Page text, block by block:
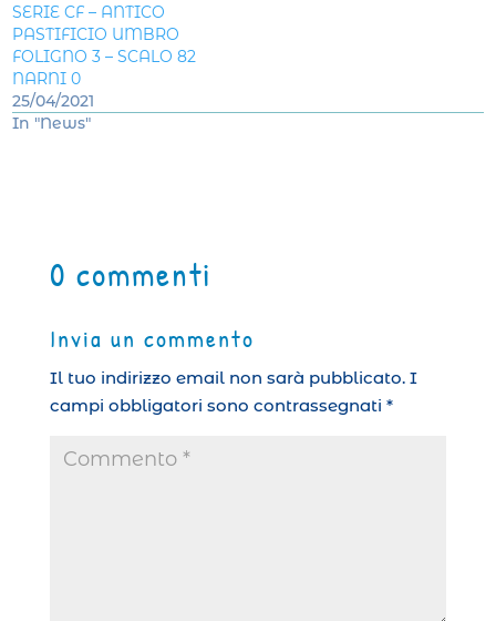
SERIE CF – ANTICO
PASTIFICIO UMBRO
FOLIGNO 3 – SCALO 82
NARNI 0
25/04/2021
In "News"
0 commenti
Invia un commento
Il tuo indirizzo email non sarà pubblicato. I
campi obbligatori sono contrassegnati *